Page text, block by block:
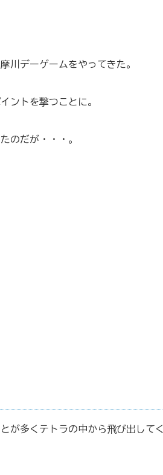
川デーゲームをやってきた。
ントを撃つことに。
のだが・・・。
が多くテトラの中から飛び出してく